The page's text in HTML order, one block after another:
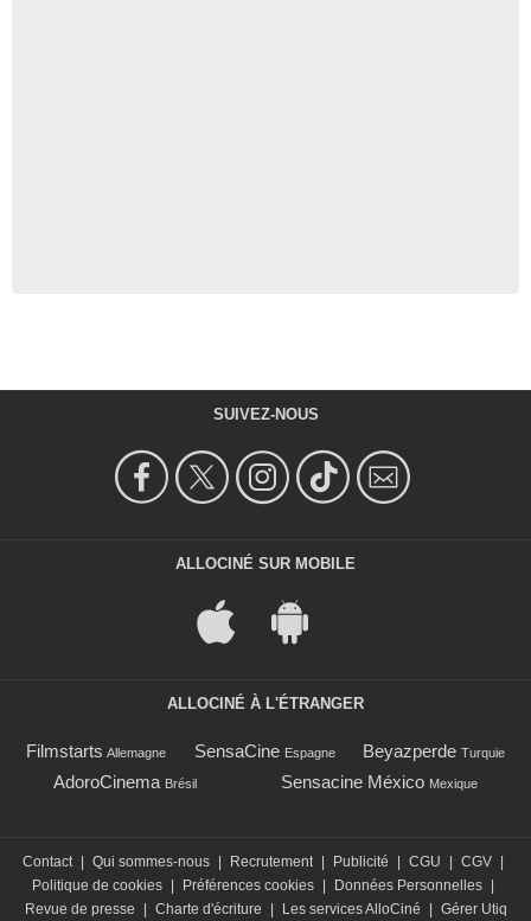
SUIVEZ-NOUS
ALLOCINÉ SUR MOBILE
ALLOCINÉ À L'ÉTRANGER
Filmstarts Allemagne SensaCine Espagne Beyazperde Turquie
AdoroCinema Brésil Sensacine México Mexique
Contact Qui sommes-nous Recrutement Publicité CGU CGV
Politique de cookies
Préférences cookies Données Personnelles
Revue de presse
Charte d'écriture Les services AlloCiné Gérer Utiq